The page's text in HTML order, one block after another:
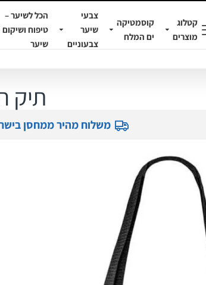
קטלוג
מוצרים
קוסמטיקה
ים המלח
צבעי
שיער
צבעוניים
הכל לשיער –
טיפוח ושיקום
שיער
תיק
משלוח מהיר ממחסן